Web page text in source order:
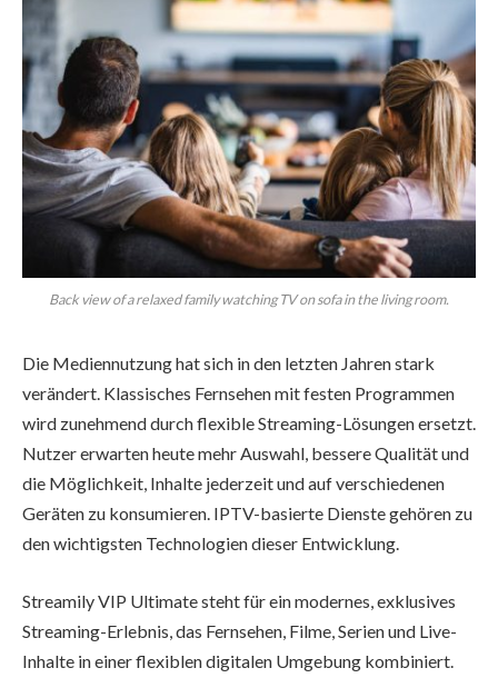
Back view of a relaxed family watching TV on sofa in the living room.
Die Mediennutzung hat sich in den letzten Jahren stark
verändert. Klassisches Fernsehen mit festen Programmen
wird zunehmend durch flexible Streaming-Lösungen ersetzt.
Nutzer erwarten heute mehr Auswahl, bessere Qualität und
die Möglichkeit, Inhalte jederzeit und auf verschiedenen
Geräten zu konsumieren. IPTV-basierte Dienste gehören zu
den wichtigsten Technologien dieser Entwicklung.
Streamily VIP Ultimate steht für ein modernes, exklusives
Streaming-Erlebnis, das Fernsehen, Filme, Serien und Live-
Inhalte in einer flexiblen digitalen Umgebung kombiniert.